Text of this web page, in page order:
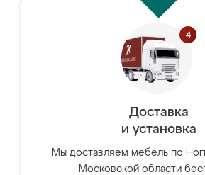
Доставка
и установка
Мы доставляем мебель по
Московской области